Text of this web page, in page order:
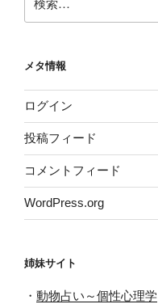
索:
メタ情報
ログイン
投稿フィード
コメントフィード
WordPress.org
姉妹サイト
・ 動物占い～個性心理学